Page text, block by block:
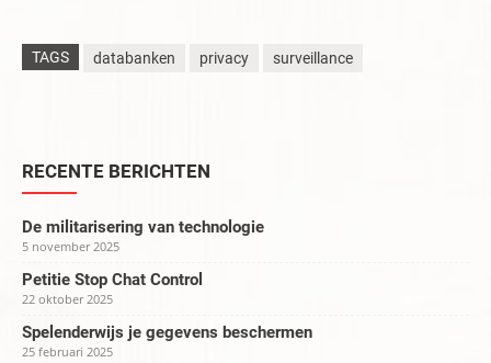
TAGS databanken privacy surveillance
RECENTE BERICHTEN
De militarisering van technologie
5 november 2025
Petitie Stop Chat Control
22 oktober 2025
Spelenderwijs je gegevens beschermen
25 februari 2025